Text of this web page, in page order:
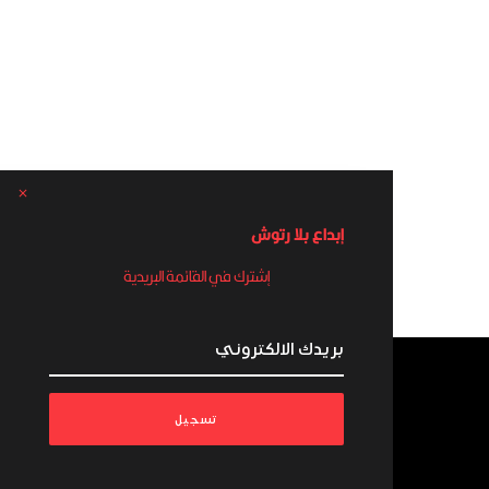
إبداع بلا رتوش
إشترك في القائمة البريدية